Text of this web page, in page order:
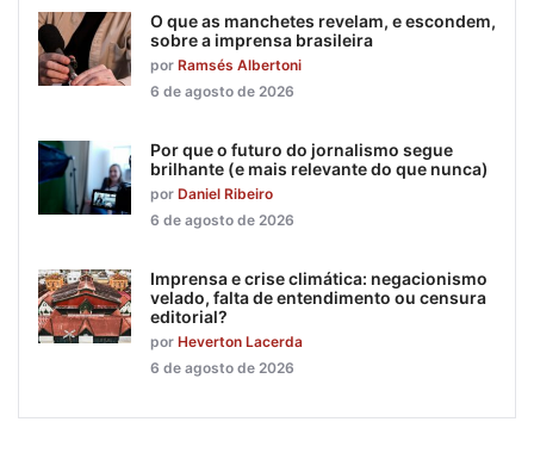
O que as manchetes revelam, e escondem,
sobre a imprensa brasileira
por Ramsés Albertoni
6 de agosto de 2026
Por que o futuro do jornalismo segue
brilhante (e mais relevante do que nunca)
por Daniel Ribeiro
6 de agosto de 2026
Imprensa e crise climática: negacionismo
velado, falta de entendimento ou censura
editorial?
por Heverton Lacerda
6 de agosto de 2026